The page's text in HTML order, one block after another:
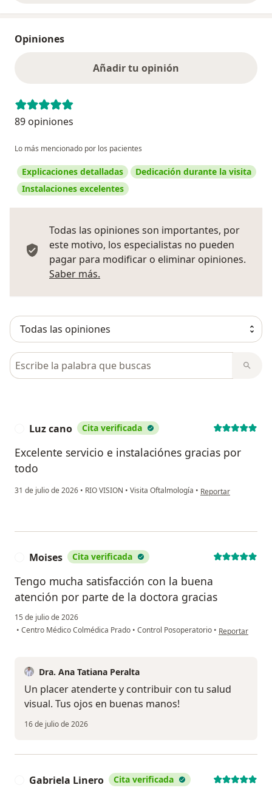
Opiniones
Añadir tu opinión
89 opiniones
Lo más mencionado por los pacientes
Explicaciones detalladas
Dedicación durante la visita
Instalaciones excelentes
Todas las opiniones son importantes, por
este motivo, los especialistas no pueden
pagar para modificar o eliminar opiniones.
Saber más.
Busca en opiniones
Luz cano Cita verificada
Excelente servicio e instalaciónes gracias por
todo
31 de julio de 2026 • RIO VISION • Visita Oftalmología • en opinión del
Reportar
Moises Cita verificada
Tengo mucha satisfacción con la buena
atención por parte de la doctora gracias
15 de julio de 2026
• Centro Médico Colmédica Prado • Control Posoperatorio • en opinión del
Reportar
Dra. Ana Tatiana Peralta
Un placer atenderte y contribuir con tu salud
visual. Tus ojos en buenas manos!
16 de julio de 2026
Gabriela Linero Cita verificada